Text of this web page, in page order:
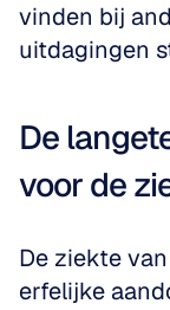
vinden bij
uitdagingen
De
voor de
De ziekte